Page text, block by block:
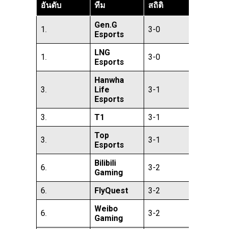
อันดับ ทีม สถิติ
1.
Gen.G
Esports
3-0
1.
LNG
Esports
3-0
3.
Hanwha
Life
Esports
3-1
3. T1 3-1
3.
Top
Esports
3-1
6.
Bilibili
Gaming
3-2
6. FlyQuest 3-2
6.
Weibo
Gaming
3-2